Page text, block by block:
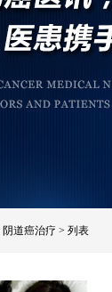
阴道癌治疗 > 列表